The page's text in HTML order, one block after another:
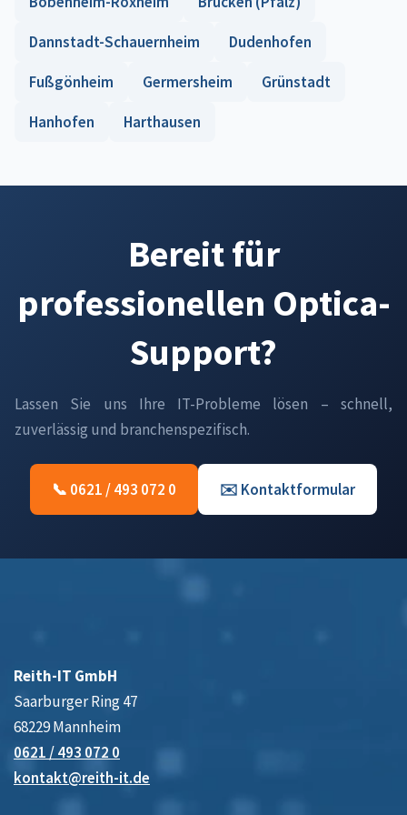
Dannstadt-Schauernheim
Dudenhofen
Fußgönheim
Germersheim
Grünstadt
Hanhofen
Harthausen
Bereit für
professionellen Optica-
Support?
Lassen Sie uns Ihre IT-Probleme lösen – schnell,
zuverlässig und branchenspezifisch.
📞 0621 / 493 072 0 ✉️ Kontaktformular
Reith-IT GmbH
Saarburger Ring 47
68229 Mannheim
0621 / 493 072 0
kontakt@reith-it.de